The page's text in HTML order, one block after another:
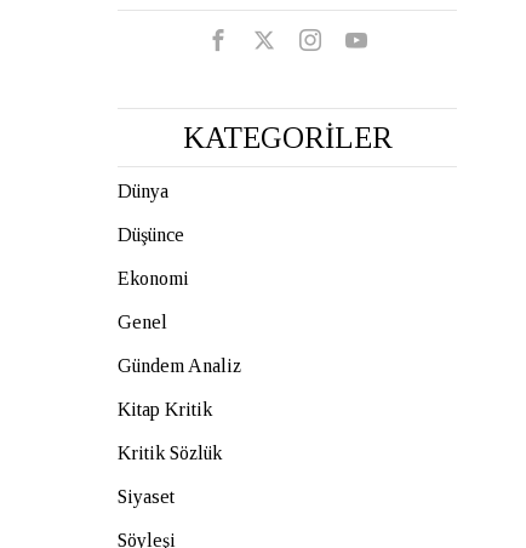
KATEGORİLER
Dünya
Düşünce
Ekonomi
Genel
Gündem Analiz
Kitap Kritik
Kritik Sözlük
Siyaset
Söyleşi